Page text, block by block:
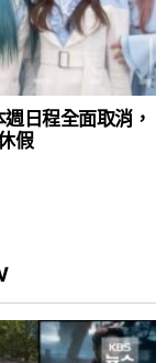
日程全面取消，
假